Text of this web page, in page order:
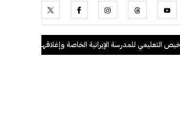
التعليمي للمدرسة الإيرانية الخاصة وإغلاقها .